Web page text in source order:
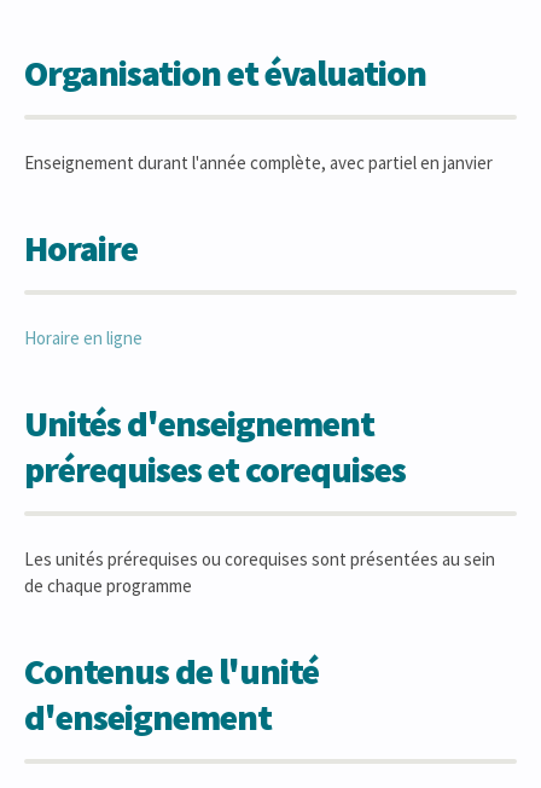
Organisation et évaluation
Enseignement durant l'année complète, avec partiel en janvier
Horaire
Horaire en ligne
Unités d'enseignement
prérequises et corequises
Les unités prérequises ou corequises sont présentées au sein
de chaque programme
Contenus de l'unité
d'enseignement